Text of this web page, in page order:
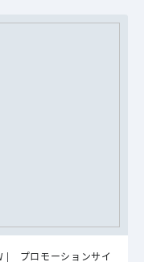
| プロモーションサイ